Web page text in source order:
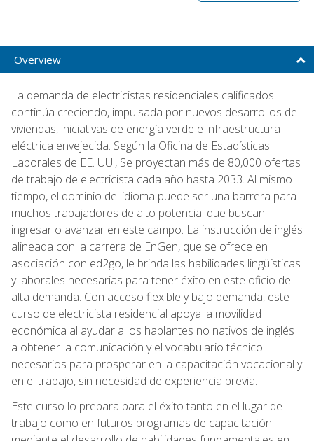
Overview
La demanda de electricistas residenciales calificados
continúa creciendo, impulsada por nuevos desarrollos de
viviendas, iniciativas de energía verde e infraestructura
eléctrica envejecida. Según la Oficina de Estadísticas
Laborales de EE. UU., Se proyectan más de 80,000 ofertas
de trabajo de electricista cada año hasta 2033. Al mismo
tiempo, el dominio del idioma puede ser una barrera para
muchos trabajadores de alto potencial que buscan
ingresar o avanzar en este campo. La instrucción de inglés
alineada con la carrera de EnGen, que se ofrece en
asociación con ed2go, le brinda las habilidades lingüísticas
y laborales necesarias para tener éxito en este oficio de
alta demanda. Con acceso flexible y bajo demanda, este
curso de electricista residencial apoya la movilidad
económica al ayudar a los hablantes no nativos de inglés
a obtener la comunicación y el vocabulario técnico
necesarios para prosperar en la capacitación vocacional y
en el trabajo, sin necesidad de experiencia previa.
Este curso lo prepara para el éxito tanto en el lugar de
trabajo como en futuros programas de capacitación